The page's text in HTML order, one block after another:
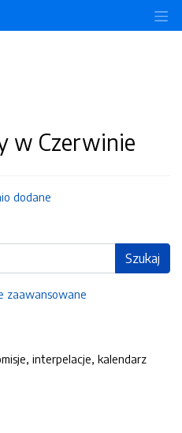
w Czerwinie
dodane
Szukaj
zaawansowane
interpelacje, kalendarz